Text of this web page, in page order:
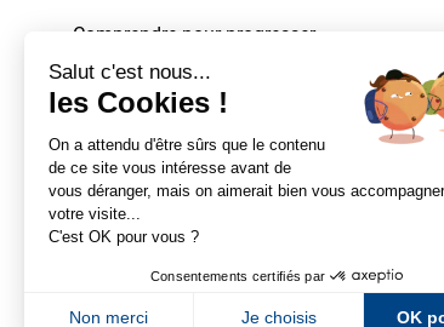
Comprendre pour progresser
Abondance, le premier média d’actualité
autour du SEO et des moteurs de recherche
en France.